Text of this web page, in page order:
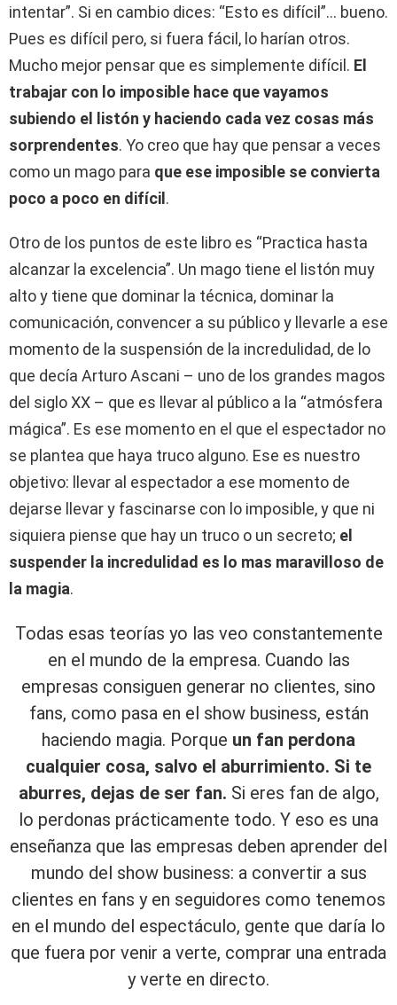
intentar”. Si en cambio dices: “Esto es difícil”… bueno.
Pues es difícil pero, si fuera fácil, lo harían otros.
Mucho mejor pensar que es simplemente difícil. El
trabajar con lo imposible hace que vayamos
subiendo el listón y haciendo cada vez cosas más
sorprendentes. Yo creo que hay que pensar a veces
como un mago para que ese imposible se convierta
poco a poco en difícil .
Otro de los puntos de este libro es “Practica hasta
alcanzar la excelencia”. Un mago tiene el listón muy
alto y tiene que dominar la técnica, dominar la
comunicación, convencer a su público y llevarle a ese
momento de la suspensión de la incredulidad, de lo
que decía Arturo Ascani – uno de los grandes magos
del siglo XX – que es llevar al público a la “atmósfera
mágica”. Es ese momento en el que el espectador no
se plantea que haya truco alguno. Ese es nuestro
objetivo: llevar al espectador a ese momento de
dejarse llevar y fascinarse con lo imposible, y que ni
siquiera piense que hay un truco o un secreto; el
suspender la incredulidad es lo mas maravilloso de
la magia.
Todas esas teorías yo las veo constantemente
en el mundo de la empresa. Cuando las
empresas consiguen generar no clientes, sino
fans, como pasa en el show business, están
haciendo magia. Porque un fan perdona
cualquier cosa, salvo el aburrimiento. Si te
aburres, dejas de ser fan. Si eres fan de algo,
lo perdonas prácticamente todo. Y eso es una
enseñanza que las empresas deben aprender del
mundo del show business: a convertir a sus
clientes en fans y en seguidores como tenemos
en el mundo del espectáculo, gente que daría lo
que fuera por venir a verte, comprar una entrada
y verte en directo.